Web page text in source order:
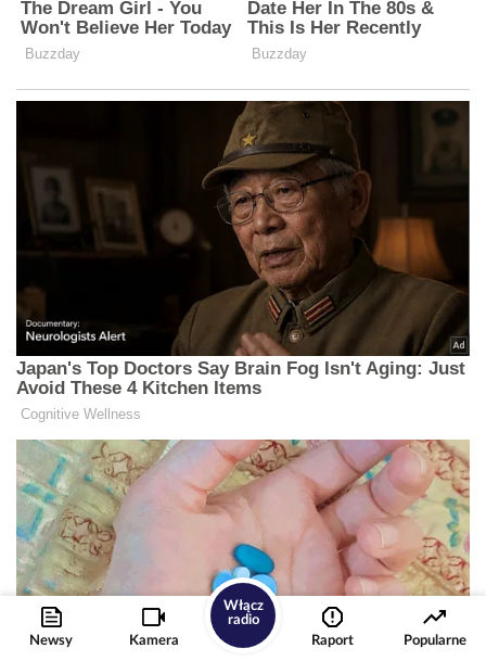
Newsy Kamera
Włącz
radio
Raport
Popularne